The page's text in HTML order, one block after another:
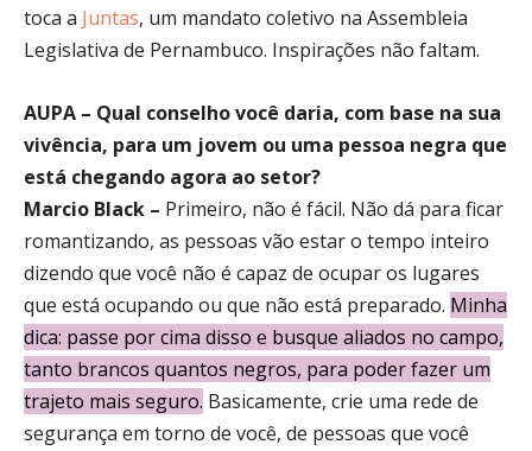
toca a Juntas, um mandato coletivo na Assembleia
Legislativa de Pernambuco. Inspirações não faltam.
AUPA – Qual conselho você daria, com base na sua
vivência, para um jovem ou uma pessoa negra que
está chegando agora ao setor?
Marcio Black – Primeiro, não é fácil. Não dá para ficar
romantizando, as pessoas vão estar o tempo inteiro
dizendo que você não é capaz de ocupar os lugares
que está ocupando ou que não está preparado. Minha
dica: passe por cima disso e busque aliados no campo,
tanto brancos quantos negros, para poder fazer um
trajeto mais seguro. Basicamente, crie uma rede de
segurança em torno de você, de pessoas que você